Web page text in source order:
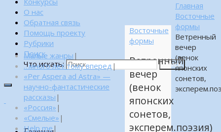
О нас
Обратная связь
Помощь проекту
Рубрики
Поиск
Что искать:
Поиск
Главная
Восточные
формы
Ветренный
вечер
(венок
японских
сонетов,
Восточные
формы
Ветренный
вечер
(венок
японских
сонетов,
эксперем.поэзия)
Малые жанры |
…много лет тому вперед |
«Per Aspera ad Astra» —
научно-фантастические
рассказы |
«Россия» |
«Смелые» |
Help me|